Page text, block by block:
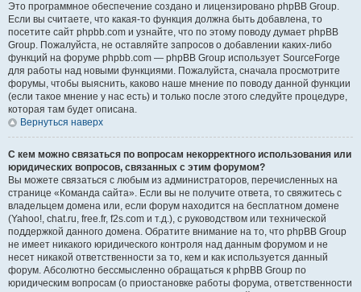
Это программное обеспечение создано и лицензировано phpBB Group.
Если вы считаете, что какая-то функция должна быть добавлена, то
посетите сайт phpbb.com и узнайте, что по этому поводу думает phpBB
Group. Пожалуйста, не оставляйте запросов о добавлении каких-либо
функций на форуме phpbb.com — phpBB Group использует SourceForge
для работы над новыми функциями. Пожалуйста, сначала просмотрите
форумы, чтобы выяснить, каково наше мнение по поводу данной функции
(если такое мнение у нас есть) и только после этого следуйте процедуре,
которая там будет описана.
Вернуться наверх
С кем можно связаться по вопросам некорректного использования или
юридических вопросов, связанных с этим форумом?
Вы можете связаться с любым из администраторов, перечисленных на
странице «Команда сайта». Если вы не получите ответа, то свяжитесь с
владельцем домена или, если форум находится на бесплатном домене
(Yahoo!, chat.ru, free.fr, f2s.com и т.д.), с руководством или технической
поддержкой данного домена. Обратите внимание на то, что phpBB Group
не имеет никакого юридического контроля над данным форумом и не
несет никакой ответственности за то, кем и как используется данный
форум. Абсолютно бессмысленно обращаться к phpBB Group по
юридическим вопросам (о приостановке работы форума, ответственности